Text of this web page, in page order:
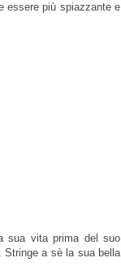
essere più spiazzante e
sua vita prima del suo
a sè la sua bella